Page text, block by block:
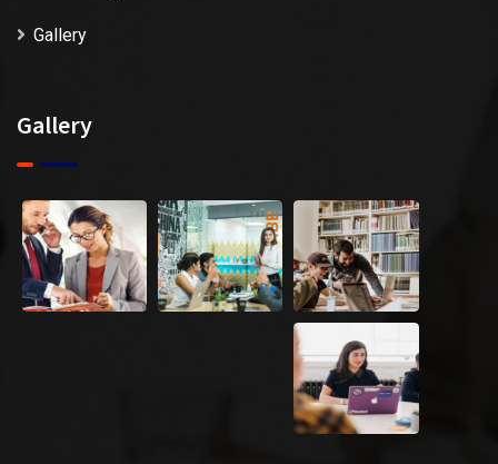
Gallery
Gallery